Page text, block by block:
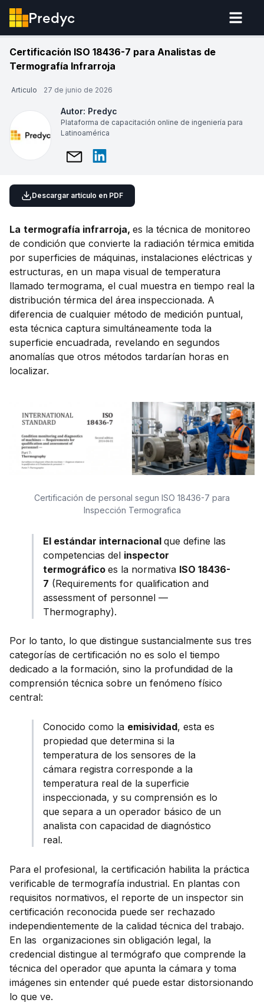
Predyc
Certificación ISO 18436-7 para Analistas de
Termografía Infrarroja
Articulo 27 de junio de 2026
Autor: Predyc
Plataforma de capacitación online de ingeniería para
Latinoamérica
Descargar artículo en PDF
La termografía infrarroja, es la técnica de monitoreo
de condición que convierte la radiación térmica emitida
por superficies de máquinas, instalaciones eléctricas y
estructuras, en un mapa visual de temperatura
llamado termograma, el cual muestra en tiempo real la
distribución térmica del área inspeccionada. A
diferencia de cualquier método de medición puntual,
esta técnica captura simultáneamente toda la
superficie encuadrada, revelando en segundos
anomalías que otros métodos tardarían horas en
localizar.
Certificación de personal segun ISO 18436-7 para
Inspección Termografica
El estándar internacionalque define las
competencias del inspector
termográficoes la normativa ISO 18436-
7 (Requirements for qualification and
assessment of personnel —
Thermography).
Por lo tanto, lo que distingue sustancialmente sus tres
categorías de certificación no es solo el tiempo
dedicado a la formación, sino la profundidad de la
comprensión técnica sobre un fenómeno físico
central:
Conocido como la emisividad, esta es
propiedad que determina si la
temperatura de los sensores de la
cámara registra corresponde a la
temperatura real de la superficie
inspeccionada, y su comprensión es lo
que separa a un operador básico de un
analista con capacidad de diagnóstico
real.
Para el profesional, la certificación habilita la práctica
verificable de termografía industrial. En plantas con
requisitos normativos, el reporte de un inspector sin
certificación reconocida puede ser rechazado
independientemente de la calidad técnica del trabajo.
En las organizaciones sin obligación legal, la
credencial distingue al termógrafo que comprende la
técnica del operador que apunta la cámara y toma
imágenes sin entender qué puede estar distorsionando
lo que ve.